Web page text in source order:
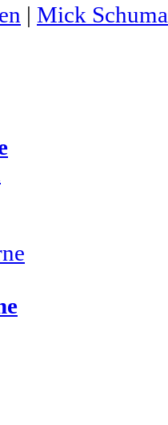
| Mick